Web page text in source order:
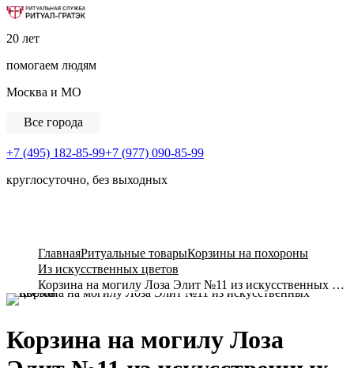
Ритуальная Служба «Ритуал-ГРАТЭК»
20 лет
помогаем людям
Москва и МО
Все города
+7 (495) 182-85-99+7 (977) 090-85-99
круглосуточно, без выходных
ГлавнаяРитуальные товарыКорзины на похороны
Из искусственных цветов
Корзина на могилу Лоза Элит №11 из искусственных цветов
Корзина на могилу Лоза